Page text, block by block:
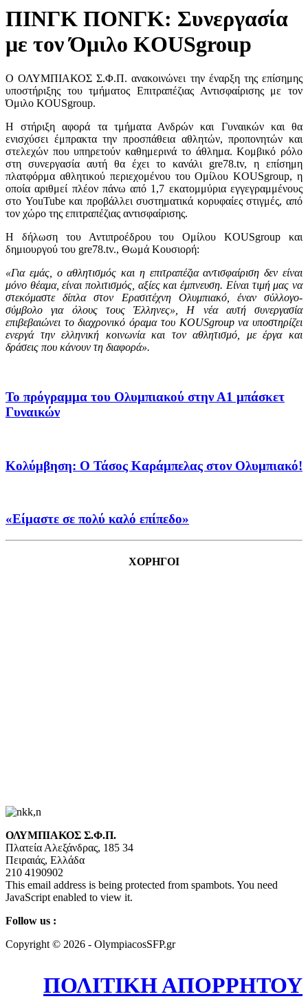
ΠΙΝΓΚ ΠΟΝΓΚ: Συνεργασία
με τον Όμιλο KOUSgroup
Ο ΟΛΥΜΠΙΑΚΟΣ Σ.Φ.Π. ανακοινώνει την έναρξη της επίσημης
υποστήριξης του τμήματος Επιτραπέζιας Αντισφαίρισης με τον
Όμιλο KOUSgroup.
Η στήριξη αφορά τα τμήματα Ανδρών και Γυναικών και θα
ενισχύσει έμπρακτα την προσπάθεια αθλητών, προπονητών και
στελεχών που υπηρετούν καθημερινά το άθλημα. Κομβικό ρόλο
στη συνεργασία αυτή θα έχει το κανάλι gre78.tv, η επίσημη
πλατφόρμα αθλητικού περιεχομένου του Ομίλου KOUSgroup, η
οποία αριθμεί πλέον πάνω από 1,7 εκατομμύρια εγγεγραμμένους
στο YouTube και προβάλλει συστηματικά κορυφαίες στιγμές, από
τον χώρο της επιτραπέζιας αντισφαίρισης.
Η δήλωση του Αντιπροέδρου του Ομίλου KOUSgroup και
δημιουργού του gre78.tv., Θωμά Κουσιορή:
«Για εμάς, ο αθλητισμός και η επιτραπέζια αντισφαίριση δεν είναι
μόνο θέαμα, είναι πολιτισμός, αξίες και έμπνευση. Είναι τιμή μας να
στεκόμαστε δίπλα στον Ερασιτέχνη Ολυμπιακό, έναν σύλλογο-
σύμβολο για όλους τους Έλληνες», Η νέα αυτή συνεργασία
επιβεβαιώνει το διαχρονικό όραμα του KOUSgroup να υποστηρίζει
ενεργά την ελληνική κοινωνία και τον αθλητισμό, με έργα και
δράσεις που κάνουν τη διαφορά».
Το πρόγραμμα του Ολυμπιακού στην Α1 μπάσκετ
Γυναικών
Κολύμβηση: Ο Τάσος Καράμπελας στον Ολυμπιακό!
«Είμαστε σε πολύ καλό επίπεδο»
ΧΟΡΗΓΟΙ
ΟΛΥΜΠΙΑΚΟΣ Σ.Φ.Π.
Πλατεία Αλεξάνδρας, 185 34
Πειραιάς, Ελλάδα
210 4190902
This email address is being protected from spambots. You need
JavaScript enabled to view it.
Follow us :
Copyright © 2026 - OlympiacosSFP.gr
ΠΟΛΙΤΙΚΗ ΑΠΟΡΡΗΤΟΥ